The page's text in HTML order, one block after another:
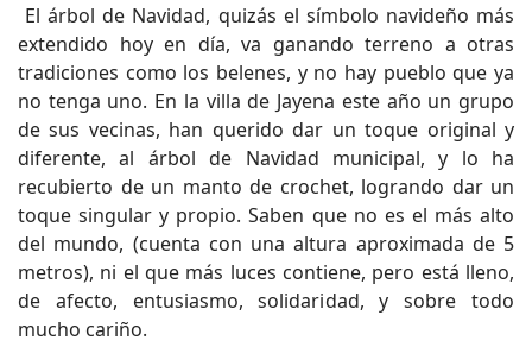
El árbol de Navidad, quizás el símbolo navideño más
extendido hoy en día, va ganando terreno a otras
tradiciones como los belenes, y no hay pueblo que ya
no tenga uno. En la villa de Jayena este año un grupo
de sus vecinas, han querido dar un toque original y
diferente, al árbol de Navidad municipal, y lo ha
recubierto de un manto de crochet, logrando dar un
toque singular y propio. Saben que no es el más alto
del mundo, (cuenta con una altura aproximada de 5
metros), ni el que más luces contiene, pero está lleno,
de afecto, entusiasmo, solidaridad, y sobre todo
mucho cariño.